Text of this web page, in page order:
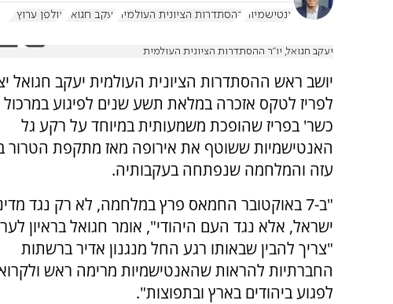
אנטישמיות
ההסתדרות הציונית העולמית יעקב חגואל אולפן ערוץ 7
יעקב חגואל, יו"ר ההסתדרות הציונית העולמית
יושב ראש ההסתדרות הציונית העולמית יעקב חגואל
לפריז לטקס אזכרה במלאת תשע שנים לפיגוע
כשר' בפריז שהופכת משמעותית במיוחד על רקע גל
האנטישמיות ששוטף את אירופה מאז מתקפת הטרור
עזה והמלחמה שנפתחה בעקבותיה.
"ב-7 באוקטובר החמאס פרץ במלחמה, לא רק נגד
"צריך להבין שבאותו רגע החל מנגנון אדיר ברשתות
החברתיות להראות שהאנטישמיות מרימה ראש
לפגוע ביהודים בארץ ובתפוצות".